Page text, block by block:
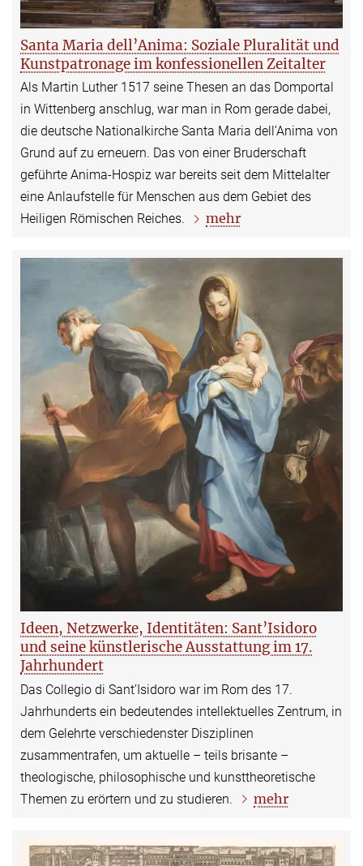
Santa Maria dell’Anima: Soziale Pluralität und
Kunstpatronage im konfessionellen Zeitalter
Als Martin Luther 1517 seine Thesen an das Domportal
in Wittenberg anschlug, war man in Rom gerade dabei,
die deutsche Nationalkirche Santa Maria dell’Anima von
Grund auf zu erneuern. Das von einer Bruderschaft
geführte Anima-Hospiz war bereits seit dem Mittelalter
eine Anlaufstelle für Menschen aus dem Gebiet des
Heiligen Römischen Reiches.
mehr
Ideen, Netzwerke, Identitäten: Sant’Isidoro
und seine künstlerische Ausstattung im 17.
Jahrhundert
Das Collegio di Sant’Isidoro war im Rom des 17.
Jahrhunderts ein bedeutendes intellektuelles Zentrum, in
dem Gelehrte verschiedenster Disziplinen
zusammentrafen, um aktuelle – teils brisante –
theologische, philosophische und kunsttheoretische
Themen zu erörtern und zu studieren.
mehr